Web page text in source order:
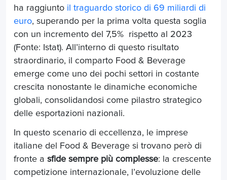
ha raggiunto il traguardo storico di 69 miliardi di
euro, superando per la prima volta questa soglia
con un incremento del 7,5% rispetto al 2023
(Fonte: Istat). All’interno di questo risultato
straordinario, il comparto Food & Beverage
emerge come uno dei pochi settori in costante
crescita nonostante le dinamiche economiche
globali, consolidandosi come pilastro strategico
delle esportazioni nazionali.
In questo scenario di eccellenza, le imprese
italiane del Food & Beverage si trovano però di
fronte a sfide sempre più complesse: la crescente
competizione internazionale, l’evoluzione delle